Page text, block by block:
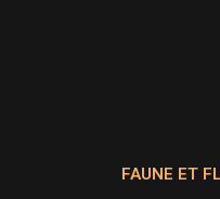
FAUNE ET